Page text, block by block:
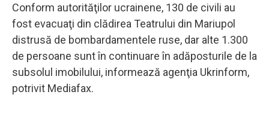
Conform autorităţilor ucrainene, 130 de civili au
fost evacuaţi din clădirea Teatrului din Mariupol
distrusă de bombardamentele ruse, dar alte 1.300
de persoane sunt în continuare în adăposturile de la
subsolul imobilului, informează agenţia Ukrinform,
potrivit Mediafax.